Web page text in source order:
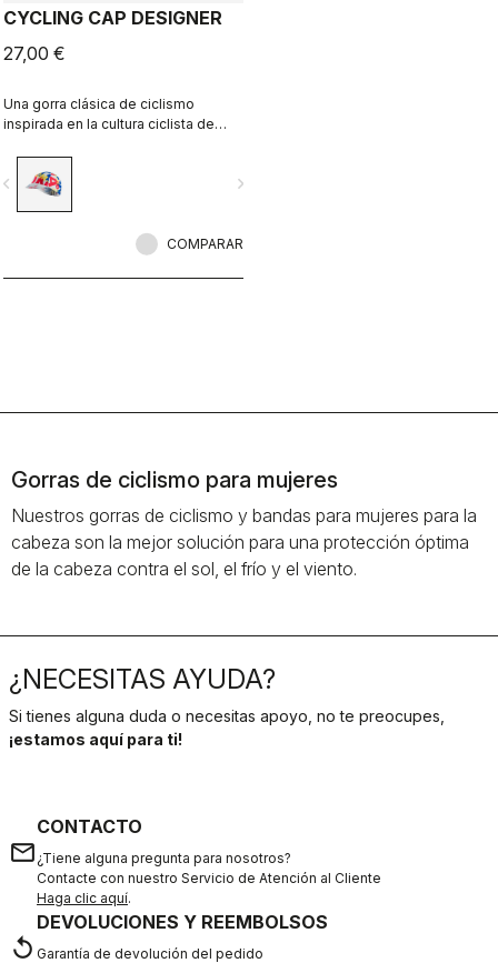
CYCLING CAP DESIGNER
27,00 €
Una gorra clásica de ciclismo
inspirada en la cultura ciclista de
A/D.
navigate_next
COMPARAR
Gorras de ciclismo para mujeres
Nuestros gorras de ciclismo y bandas para mujeres para la
cabeza son la mejor solución para una protección óptima
de la cabeza contra el sol, el frío y el viento.
¿NECESITAS AYUDA?
Si tienes alguna duda o necesitas apoyo, no te preocupes,
¡estamos aquí para ti!
email
CONTACTO
¿Tiene alguna pregunta para nosotros?
Contacte con nuestro Servicio de Atención al Cliente
Haga clic aquí.
replay
DEVOLUCIONES Y REEMBOLSOS
Garantía de devolución del pedido